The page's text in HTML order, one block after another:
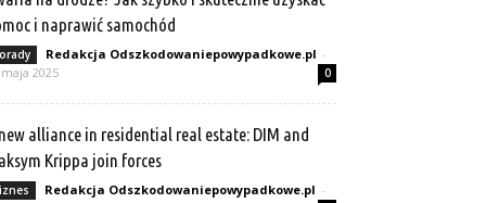
i naprawić samochód
Redakcja Odszkodowaniepowypadkowe.pl -
2025
0
alliance in residential real estate: DIM and
Krippa join forces
Redakcja Odszkodowaniepowypadkowe.pl -